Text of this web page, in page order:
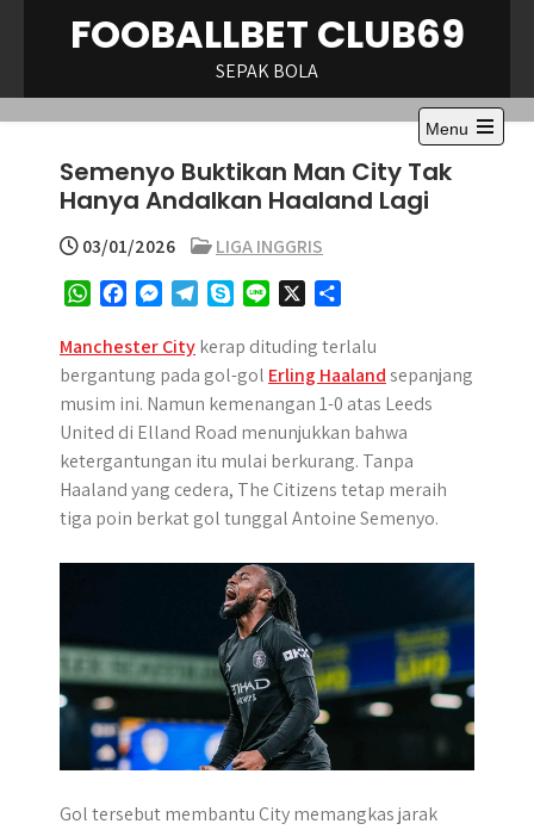
FOOBALLBET CLUB69
SEPAK BOLA
Menu
Open
Semenyo Buktikan Man City Tak
Hanya Andalkan Haaland Lagi
03/01/2026
LIGA INGGRIS
W
a
t
s
A
c
e
b
o
o
s
s
e
n
e
r
l
e
g
r
a
y
p
e
n
e
a
r
e
Manchester Citykerap dituding terlalu
bergantung pada gol-gol Erling Haalandsepanjang
musim ini. Namun kemenangan 1-0 atas Leeds
United di Elland Road menunjukkan bahwa
ketergantungan itu mulai berkurang. Tanpa
Haaland yang cedera, The Citizens tetap meraih
tiga poin berkat gol tunggal Antoine Semenyo.
Gol tersebut membantu City memangkas jarak